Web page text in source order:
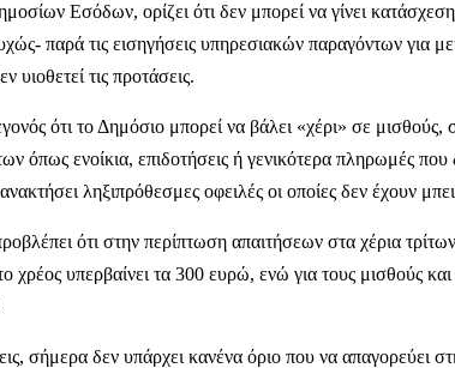
Εσόδων, ορίζει ότι δεν μπορεί να γίνει
παρά τις εισηγήσεις υπηρεσιακών παραγόντων για
υιοθετεί τις προτάσεις.
ότι το Δημόσιο μπορεί να βάλει «χέρι» σε μισθούς,
όπως ενοίκια, επιδοτήσεις ή γενικότερα πληρωμές που
ληξιπρόθεσμες οφειλές οι οποίες δεν έχουν
ότι στην περίπτωση απαιτήσεων στα χέρια
χρέος υπερβαίνει τα 300 ευρώ, ενώ για τους μισθούς
σήμερα δεν υπάρχει κανένα όριο που να απαγορεύει